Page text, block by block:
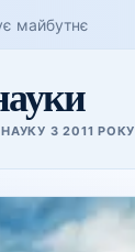
майбутнє
З 2011 РОКУ